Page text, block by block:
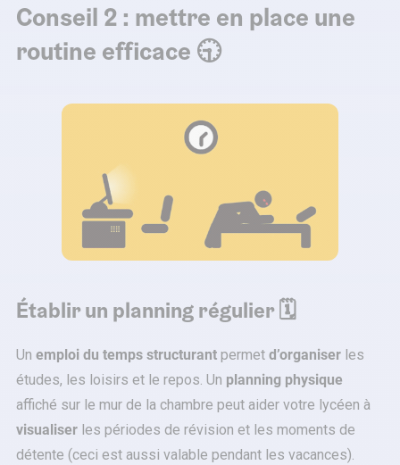
Conseil 2 : mettre en place une
routine efficace 🕤
Établir un planning régulier 🗓️
Un emploi du temps structurant permet d’organiser les
études, les loisirs et le repos. Un planning physique
affiché sur le mur de la chambre peut aider votre lycéen à
visualiser les périodes de révision et les moments de
détente (ceci est aussi valable pendant les vacances).